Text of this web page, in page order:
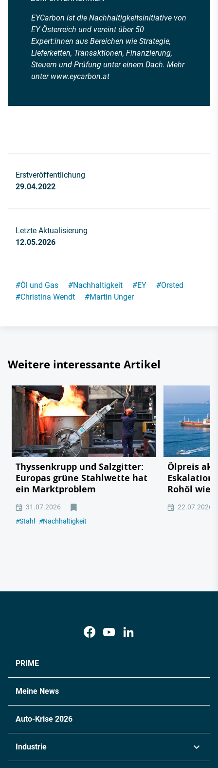
EYCarbon ist die Nachhaltigkeitsinitiative von
EY Österreich und vereint über 50
Expert:innen aus Bereichen wie Strategie,
Lieferketten, Transaktionen, Finanzierung,
Steuern und Prüfung unter einem Dach. Mehr
unter www.eycarbon.at
Erstveröffentlichung
29.04.2022
Letzte Aktualisierung
12.05.2026
#Öl und Gas #Nachhaltigkeit #EY #Orsted
#Christina Wendt #Martin Unger
Weitere interessante Artikel
Thyssenkrupp und Salzgitter:
Europas grüne Stahlwette hat
ein Marktproblem
31.07.2026
#Stahl #Nachhaltigkeit
Ölpreis
Rohöl
22.07.2026
PRIME
Meine News
Auto-Krise 2026
Industrie